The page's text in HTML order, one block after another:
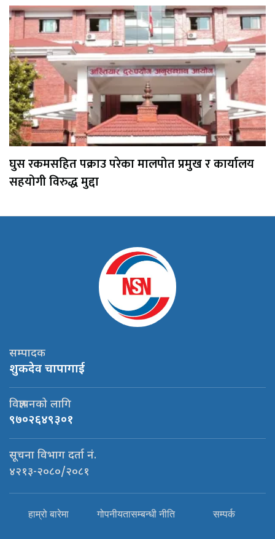
घुस रकमसहित पक्राउ परेका मालपोत प्रमुख र कार्यालय
सहयोगी विरुद्ध मुद्दा
सम्पादक
शुकदेव चापागाई
विज्ञापनको लागि
९७०२६४९३०१
सूचना विभाग दर्ता नं.
४२१३-२०८०/२०८१
हाम्रो बारेमा गोपनीयतासम्बन्धी नीति सम्पर्क